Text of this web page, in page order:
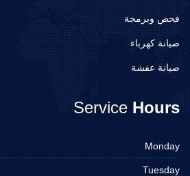
فحص وبرمجة
صيانة كهرباء
صيانة عفشة
Service Hours
Monday
Tuesday